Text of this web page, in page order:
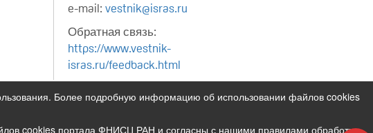
e-mail: vestnik@isras.ru
Обратная связь:
https://www.vestnik-
isras.ru/feedback.html
Более подробную информацию об использовании файлов cookies
cookies портала ФНИСЦ РАН и согласны с нашими правилами обработки